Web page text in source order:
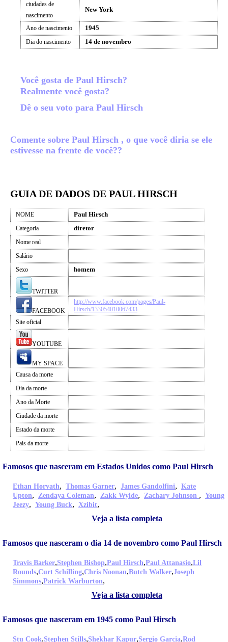
ciudades de
nascimento
New York
Ano de nascimento 1945
Dia do nascimento 14 de novembro
Você gosta de Paul Hirsch?
Realmente você gosta?
Dê o seu voto para Paul Hirsch
Comente sobre Paul Hirsch , o que você diria se ele
estivesse na frente de você??
GUIA DE DADOS DE PAUL HIRSCH
NOME Paul Hirsch
Categoria diretor
Nome real
Salário
Sexo
homem
TWITTER
FACEBOOK
http://www.facebook.com/pages/Paul-
Hirsch/133054010067433
Site oficial
YOUTUBE
MY SPACE
Causa da morte
Dia da morte
Ano da Morte
Ciudade da morte
Estado da morte
Pais da morte
Famosos que nasceram em Estados Unidos como Paul Hirsch
Ethan Horvath, Thomas Garner, James Gandolfini, Kate
Upton, Zendaya Coleman, Zakk Wylde, Zachary Johnson , Young
Jeezy, Young Buck, Xzibit,
Veja a lista completa
Famosos que nasceram o dia 14 de novembro como Paul Hirsch
Travis Barker,Stephen Bishop,Paul Hirsch,Paul Attanasio,Lil
Rounds,Curt Schilling,Chris Noonan,Butch Walker,Joseph
Simmons,Patrick Warburton,
Veja a lista completa
Famosos que nasceram em 1945 como Paul Hirsch
Stu Cook,Stephen Stills,Shekhar Kapur,Sergio Garcia,Rod